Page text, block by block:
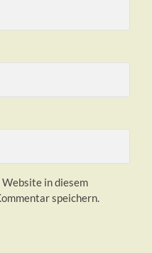
in diesem
speichern.